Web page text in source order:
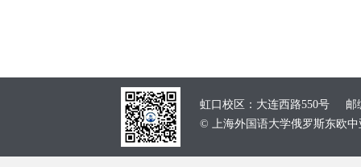
虹口校区：大连西路550号 邮
© 上海外国语大学俄罗斯东欧中